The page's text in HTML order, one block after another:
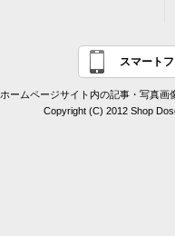
スマート
ホームページサイト内の記事・写真画
Copyright (C) 2012 Shop